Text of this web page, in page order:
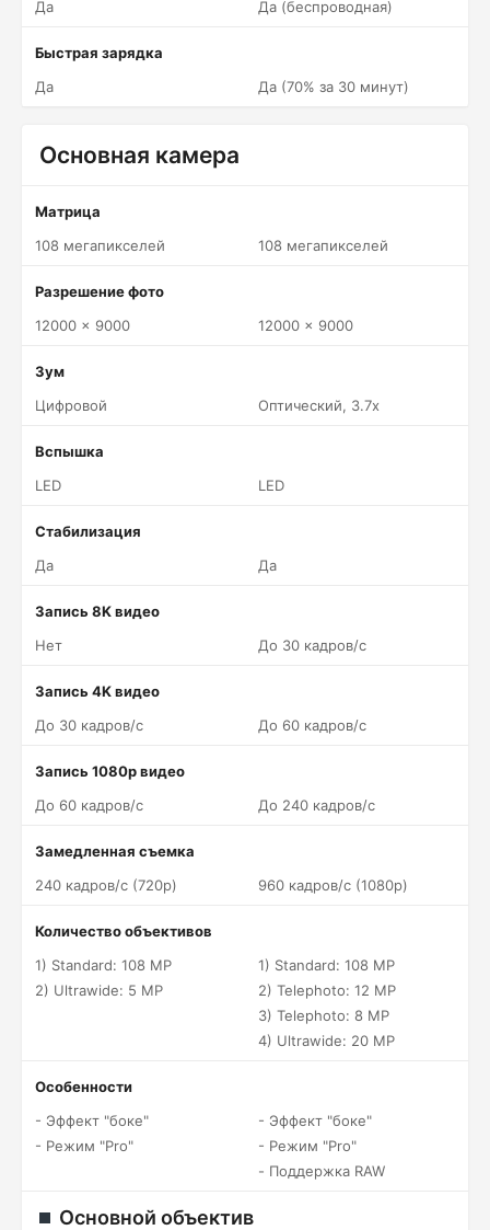
Да Да (беспроводная)
Быстрая зарядка
Да
Да (70% за 30 минут)
Основная камера
Матрица
108 мегапикселей
108 мегапикселей
Разрешение фото
12000 x 9000
12000 x 9000
Зум
Цифровой
Оптический, 3.7x
Вспышка
LED
LED
Стабилизация
Да
Да
Запись 8K видео
Нет
До 30 кадров/c
Запись 4K видео
До 30 кадров/c
До 60 кадров/c
Запись 1080p видео
До 60 кадров/c
До 240 кадров/c
Замедленная съемка
240 кадров/c (720p)
960 кадров/c (1080p)
Количество объективов
1) Standard: 108 MP
2) Ultrawide: 5 MP
1) Standard: 108 MP
2) Telephoto: 12 MP
3) Telephoto: 8 MP
4) Ultrawide: 20 MP
Особенности
- Эффект "боке"
- Режим "Pro"
- Эффект "боке"
- Режим "Pro"
- Поддержка RAW
Основной объектив